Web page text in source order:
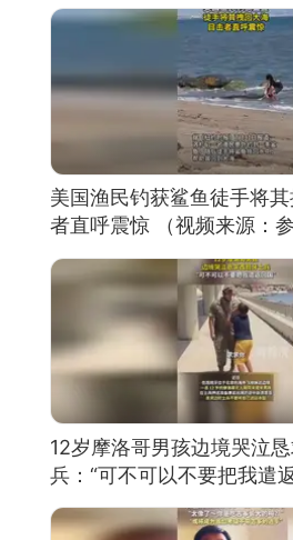
美国渔民钓获鲨鱼徒手将
者直呼震惊 （视频来源：参
12岁摩洛哥男孩边境哭泣
兵：“可不可以不要把我遣